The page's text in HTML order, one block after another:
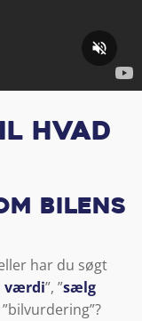
hvad
bilens
har du søgt
værdi”, ”sælg